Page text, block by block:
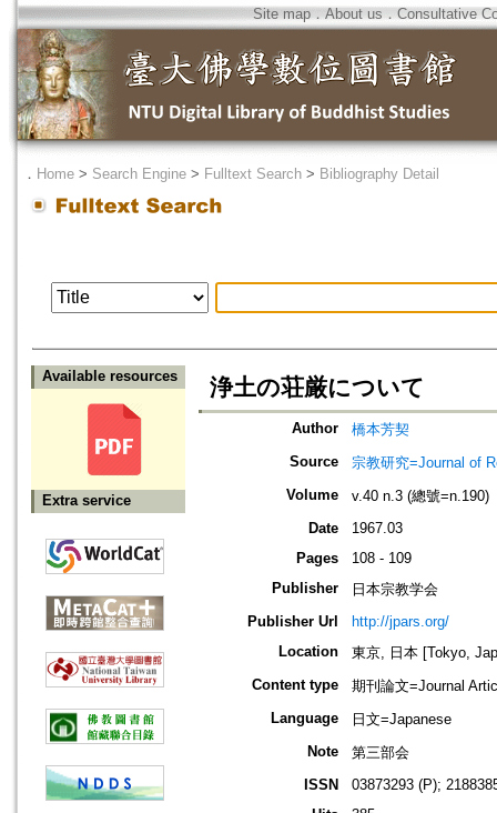
Site map．About us ． Consultative
． Home > Search Engine > Fulltext Search > Bibliography Detail
Available resources
Extra service
浄土の荘厳について
Author
橋本芳契
Source
宗教研究=Journal of
Volume
v.40 n.3 (總號=n.190)
Date
1967.03
Pages
108 - 109
Publisher
日本宗教学会
Publisher Url
http://jpars.org/
Location
東京, 日本 [Tokyo,
Content type
期刊論文=Journal
Language
日文=Japanese
Note
第三部会
ISSN
03873293 (P);